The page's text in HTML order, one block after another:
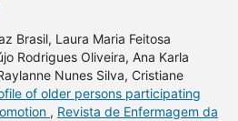
Brasil, Laura Maria Feitosa
Rodrigues Oliveira, Ana Karla
Nunes Silva, Cristiane
of older persons participating
, Revista de Enfermagem da